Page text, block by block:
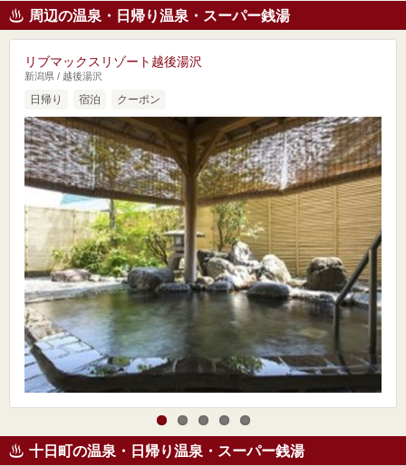
周辺の温泉・日帰り温泉・スーパー銭湯
リブマックスリゾート越後湯沢
新潟県 / 越後湯沢
日帰り 宿泊 クーポン
十日町の温泉・日帰り温泉・スーパー銭湯